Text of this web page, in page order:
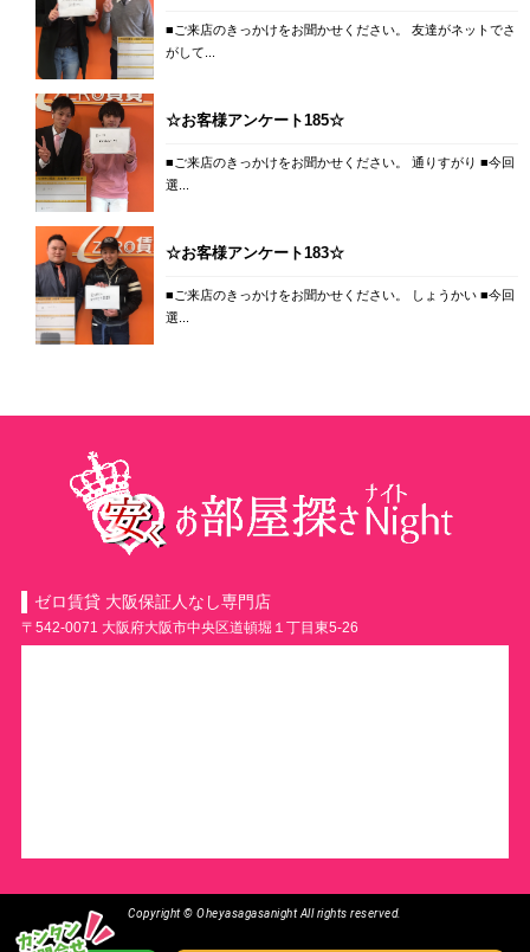
■ご来店のきっかけをお聞かせください。 友達がネットでさ
がして...
☆お客様アンケート185☆
■ご来店のきっかけをお聞かせください。 通りすがり ■今回
選...
☆お客様アンケート183☆
■ご来店のきっかけをお聞かせください。 しょうかい ■今回
選...
ゼロ賃貸 大阪保証人なし専門店
〒542-0071 大阪府大阪市中央区道頓堀１丁目東5-26
Copyright © Oheyasagasanight All rights reserved.